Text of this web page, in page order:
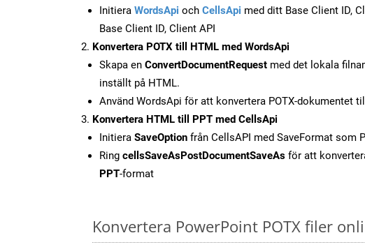
Initiera WordsApi och CellsApi med ditt Base Client ID,
Base Client ID, Client API
Konvertera POTX till HTML med WordsApi
Skapa en ConvertDocumentRequest med det lokala
inställt på HTML.
Använd WordsApi för att konvertera POTX-dokumentet
Konvertera HTML till PPT med CellsApi
Initiera SaveOption från CellsAPI med SaveFormat som
Ring cellsSaveAsPostDocumentSaveAs för att
PPT-format
Konvertera PowerPoint POTX filer